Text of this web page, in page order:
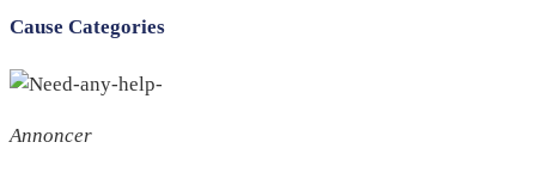
Cause Categories
Annoncer